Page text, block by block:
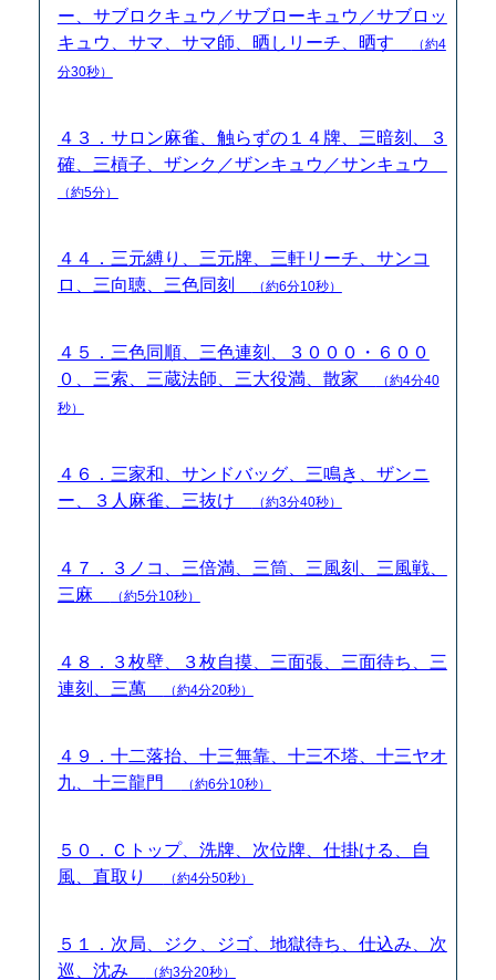
ー、サブロクキュウ／サブローキュウ／サブロッ
キュウ、サマ、サマ師、晒しリーチ、晒す
（約4
分30秒）
４３．サロン麻雀、触らずの１４牌、三暗刻、３
確、三槓子、ザンク／ザンキュウ／サンキュウ
（約5分）
４４．三元縛り、三元牌、三軒リーチ、サンコ
ロ、三向聴、三色同刻
（約6分10秒）
４５．三色同順、三色連刻、３０００・６００
０、三索、三蔵法師、三大役満、散家
（約4分40
秒）
４６．三家和、サンドバッグ、三鳴き、ザンニ
ー、３人麻雀、三抜け
（約3分40秒）
４７．３ノコ、三倍満、三筒、三風刻、三風戦、
三麻
（約5分10秒）
４８．３枚壁、３枚自摸、三面張、三面待ち、三
連刻、三萬
（約4分20秒）
４９．十二落抬、十三無靠、十三不塔、十三ヤオ
九、十三龍門
（約6分10秒）
５０．Ｃトップ、洗牌、次位牌、仕掛ける、自
風、直取り
（約4分50秒）
５１．次局、ジク、ジゴ、地獄待ち、仕込み、次
巡、沈み
（約3分20秒）